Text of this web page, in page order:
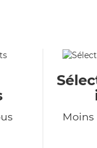
Moins